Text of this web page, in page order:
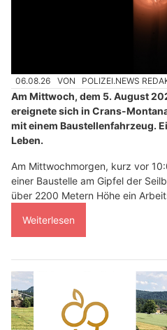
06.08.26 VON POLIZEI.NEWS
Am Mittwoch, dem 5. August
ereignete sich in Crans-
mit einem Baustellenfahrzeug.
Leben.
Am Mittwochmorgen, kurz vor
einer Baustelle am Gipfel der
über 2200 Metern Höhe ein
Weiterlesen